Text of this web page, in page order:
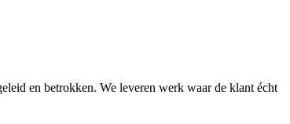
en betrokken. We leveren werk waar de klant écht